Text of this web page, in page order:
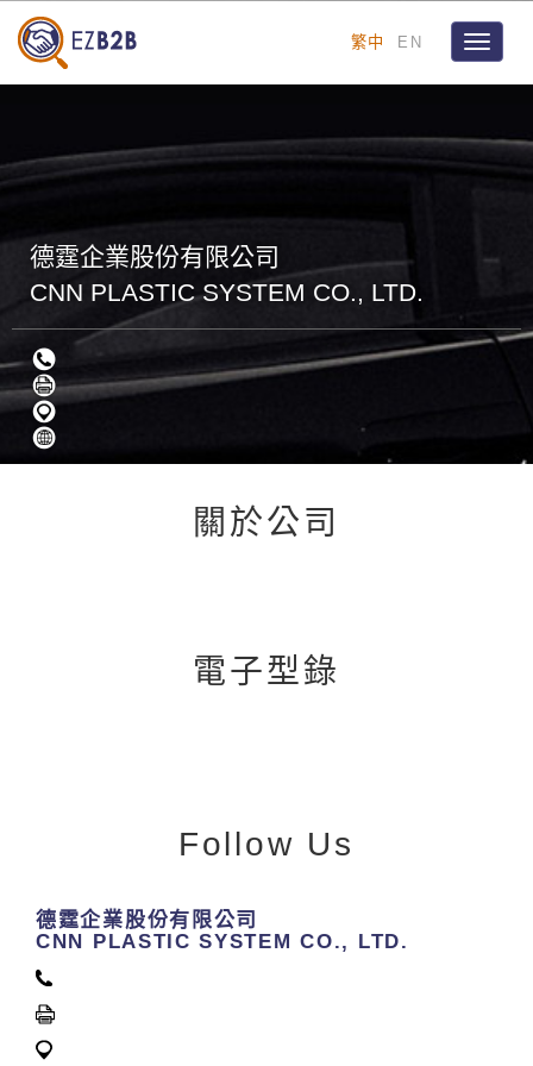
繁中 EN
Toggle
德霆企業股份有限公司
CNN PLASTIC SYSTEM CO., LTD.
關於公司
電子型錄
Follow Us
德霆企業股份有限公司
CNN PLASTIC SYSTEM CO., LTD.